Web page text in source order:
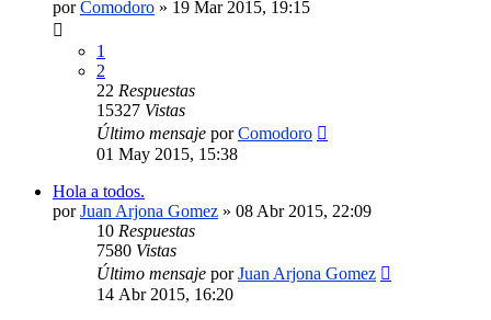
porComodoro » 19 Mar 2015, 19:15
1
2
22 Respuestas
15327 Vistas
Último mensaje porComodoro
01 May 2015, 15:38
Hola a todos.
porJuan Arjona Gomez » 08 Abr 2015, 22:09
10 Respuestas
7580 Vistas
Último mensaje porJuan Arjona Gomez
14 Abr 2015, 16:20